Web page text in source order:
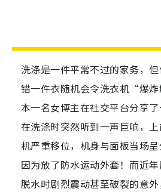
洗涤是一件平常不过的家务，
错一件衣随机会令洗衣机“爆
本一名女博主在社交平台分享
在洗涤时突然听到一声巨响，
机严重移位，机身与面板当场
因为放了防水运动外套！而近
脱水时剧烈震动甚至破裂的意